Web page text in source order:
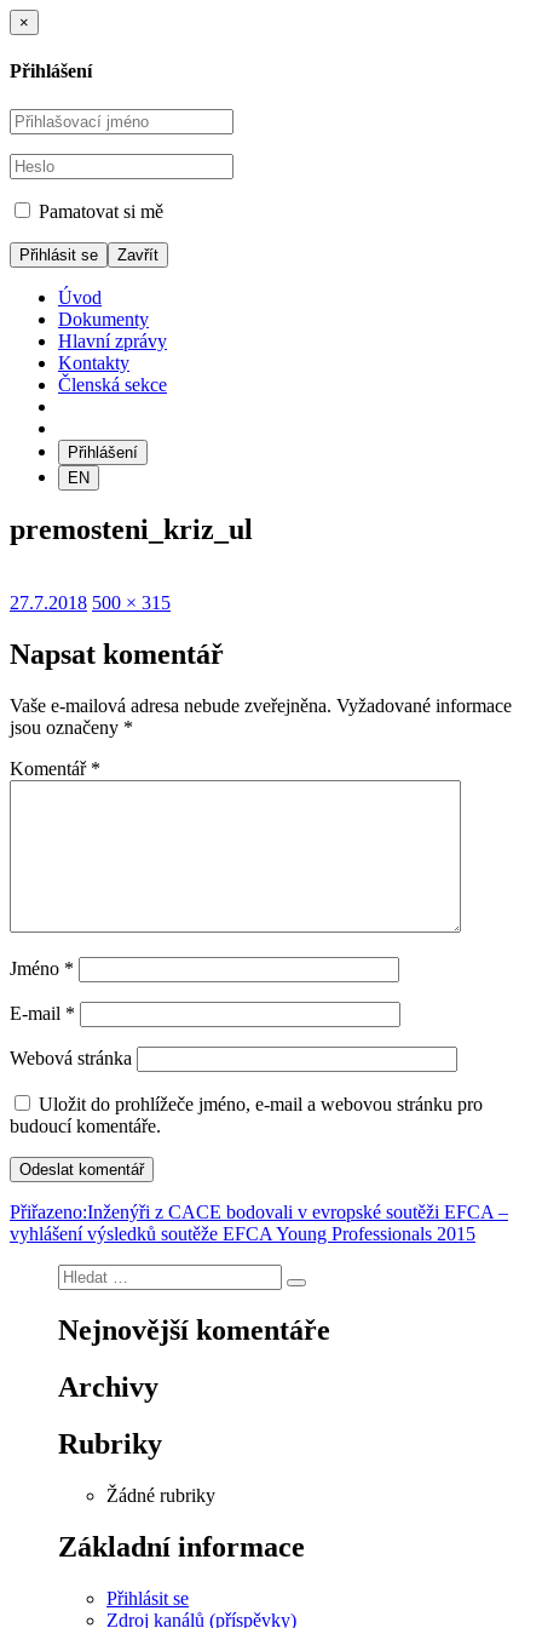
×
Přihlášení
Pamatovat si mě
Zavřít
Úvod
Dokumenty
Hlavní zprávy
Kontakty
Členská sekce
Přihlášení
EN
premosteni_kriz_ul
Publikováno:
27.7.2018 Původní
500 × 315
Napsat komentář
Vaše e-mailová adresa nebude zveřejněna. Vyžadované informace
jsou označeny *
Komentář *
Jméno *
E-mail *
Webová stránka
Uložit do prohlížeče jméno, e-mail a webovou stránku pro
budoucí komentáře.
Navigace
pro
příspěvek
Přiřazeno:Inženýři z CACE bodovali v evropské soutěži EFCA –
vyhlášení výsledků soutěže EFCA Young Professionals 2015
Hledat:
Hledání
Nejnovější komentáře
Archivy
Rubriky
Žádné rubriky
Základní informace
Přihlásit se
Zdroj kanálů (příspěvky)